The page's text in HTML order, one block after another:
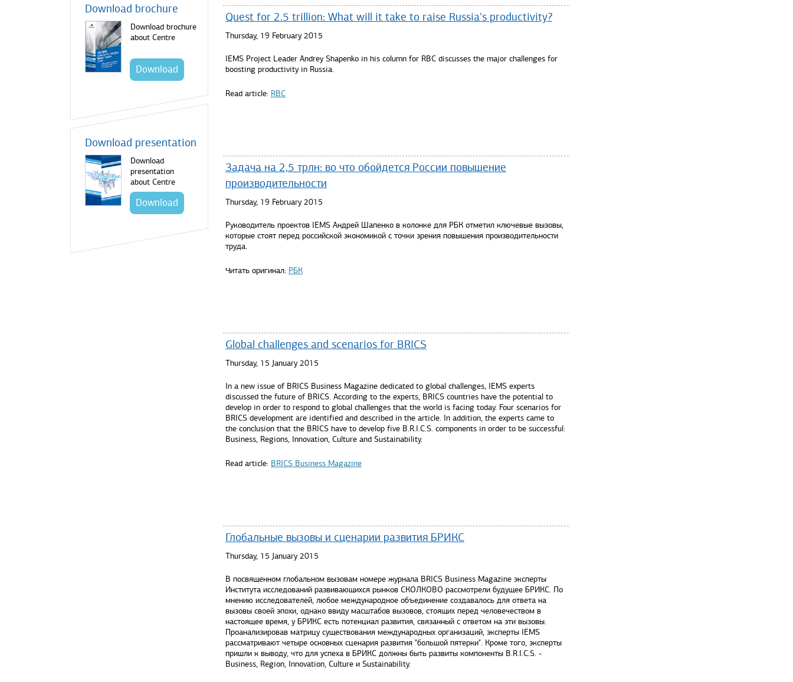
Download brochure
Download brochure
about Centre
Download
Download presentation
Download
presentation
about Centre
Download
Quest for 2.5 trillion: What will it take to raise Russia's productivity?
Thursday, 19 February 2015
IEMS Project Leader Andrey Shapenko in his column for RBC discusses the major challenges for
boosting productivity in Russia.
Read article: RBC
Задача на 2,5 трлн: во что обойдется России повышение
производительности
Thursday, 19 February 2015
Руководитель проектов IEMS Андрей Шапенко в колонке для РБК отметил ключевые вызовы,
которые стоят перед российской экономикой с точки зрения повышения производительности
труда.
Читать оригинал: РБК
Global challenges and scenarios for BRICS
Thursday, 15 January 2015
In a new issue of BRICS Business Magazine dedicated to global challenges, IEMS experts
discussed the future of BRICS. According to the experts, BRICS countries have the potential to
develop in order to respond to global challenges that the world is facing today. Four scenarios for
BRICS development are identified and described in the article. In addition, the experts came to
the conclusion that the BRICS have to develop five B.R.I.C.S. components in order to be successful:
Business, Regions, Innovation, Culture and Sustainability.
Read article: BRICS Business Magazine
Глобальные вызовы и сценарии развития БРИКС
Thursday, 15 January 2015
В посвященном глобальном вызовам номере журнала BRICS Business Magazine эксперты
Института исследований развивающихся рынков СКОЛКОВО рассмотрели будущее БРИКС. По
мнению исследователей, любое международное объединение создавалось для ответа на
вызовы своей эпохи, однако ввиду масштабов вызовов, стоящих перед человечеством в
настоящее время, у БРИКС есть потенциал развития, связанный с ответом на эти вызовы.
Проанализировав матрицу существования международных организаций, эксперты IEMS
рассматривают четыре основных сценария развития "большой пятерки". Кроме того, эксперты
пришли к выводу, что для успеха в БРИКС должны быть развиты компоненты B.R.I.C.S. -
Business, Region, Innovation, Culture и Sustainability.